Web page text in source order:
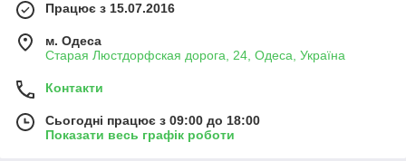
Працює з 15.07.2016
м. Одеса
Старая Люстдорфская дорога, 24, Одеса, Україна
Контакти
Сьогодні працює з 09:00 до 18:00
Показати весь графік роботи